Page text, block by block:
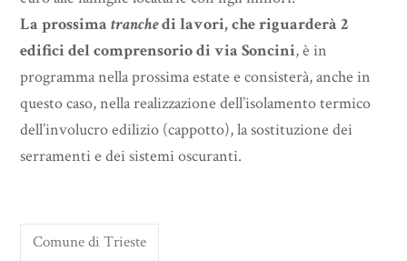
La prossimatranchedi lavori, che riguarderà 2
edifici del comprensorio di via Soncini, è in
programma nella prossima estate e consisterà, anche in
questo caso, nella realizzazione dell’isolamento termico
dell’involucro edilizio (cappotto), la sostituzione dei
serramenti e dei sistemi oscuranti.
Comune di Trieste